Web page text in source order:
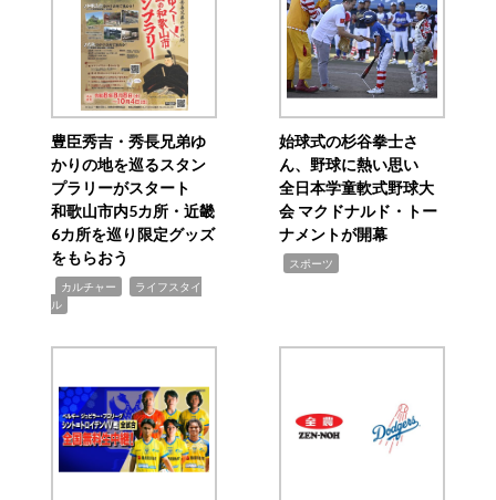
豊臣秀吉・秀長兄弟ゆ
かりの地を巡るスタン
プラリーがスタート
和歌山市内5カ所・近畿
6カ所を巡り限定グッズ
をもらおう
カルチャー
ライフスタイ
ル
始球式の杉谷拳士さ
ん、野球に熱い思い
全日本学童軟式野球大
会 マクドナルド・トー
ナメントが開幕
スポーツ